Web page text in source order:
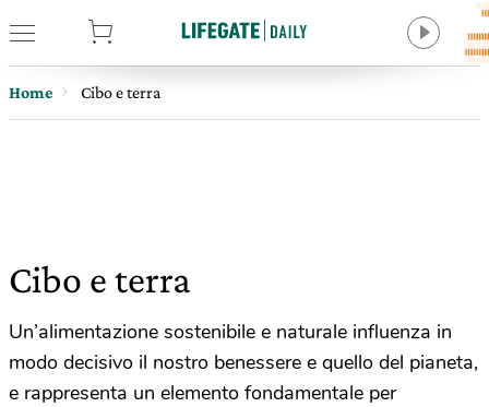
Home Cibo e terra
Cibo e terra
Un’alimentazione sostenibile e naturale influenza in
modo decisivo il nostro benessere e quello del pianeta,
e rappresenta un elemento fondamentale per